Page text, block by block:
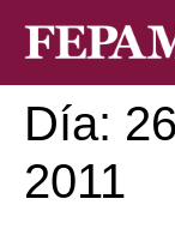
Día:
2011